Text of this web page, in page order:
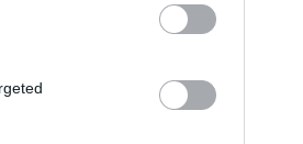
kedvencem